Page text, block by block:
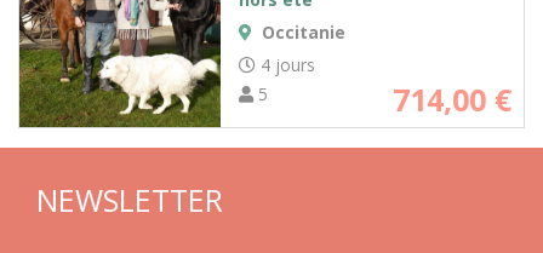
Occitanie
4 jours
5
714,00 €
NEWSLETTER